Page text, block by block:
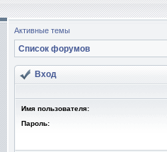
Активные темы
Список форумов
Вход
Имя пользователя:
Пароль: